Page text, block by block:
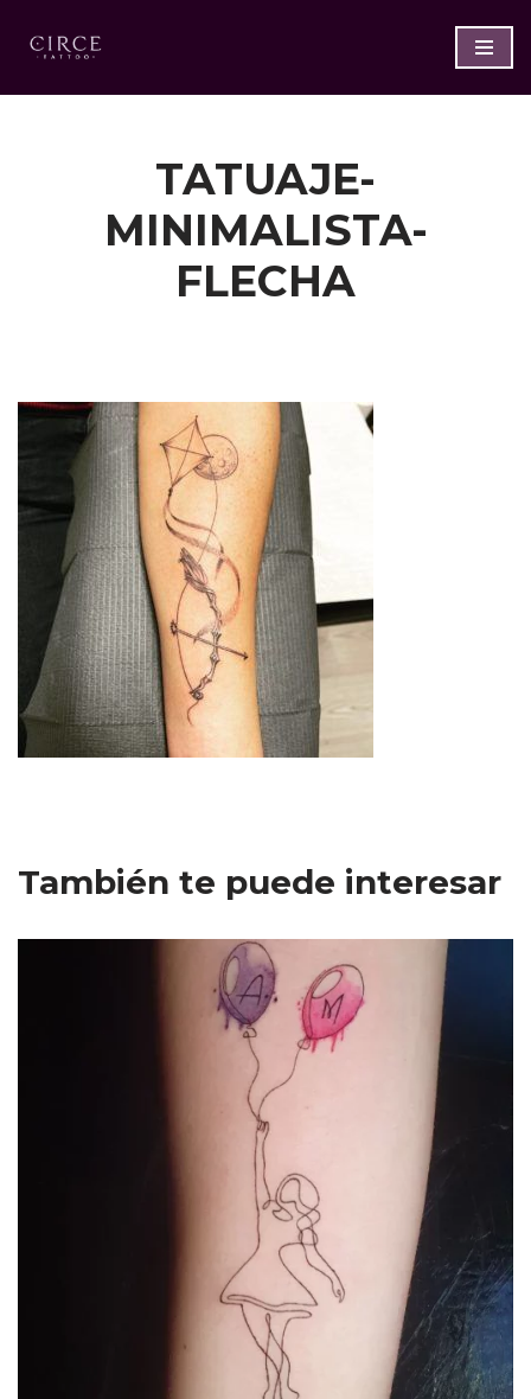
Saltar
al
TATUAJE-
MINIMALISTA-
FLECHA
También te puede interesar